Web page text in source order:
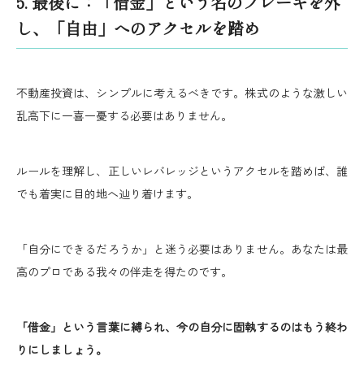
し、「自由」へのアクセルを踏め
不動産投資は、シンプルに考えるべきです。株式のような激しい
乱高下に一喜一憂する必要はありません。
ルールを理解し、正しいレバレッジというアクセルを踏めば、誰
でも着実に目的地へ辿り着けます。
「自分にできるだろうか」と迷う必要はありません。あなたは最
高のプロである我々の伴走を得たのです。
「借金」という言葉に縛られ、今の自分に固執するのはもう終わ
りにしましょう。